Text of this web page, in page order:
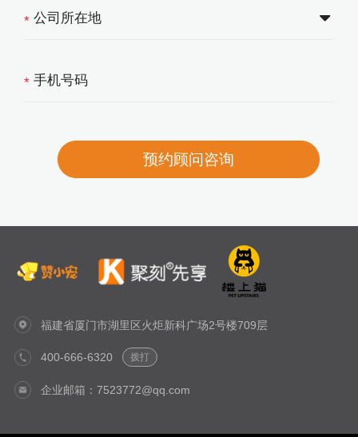
*
*
福建省厦门市湖里区火炬新科广场2号楼709层
400-666-6320 拨打
企业邮箱：7523772@qq.com